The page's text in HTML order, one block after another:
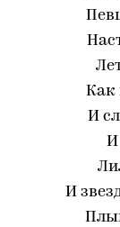
Как
И
И
И